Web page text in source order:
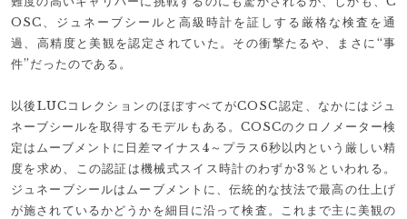
OSC、ジュネーブシールと高級時計を証しする厳格な検査を通
過、高精度と美観を認定されていた。その衝撃たるや、まさに“事
件”だったのである。
以後LUCコレクションのほぼすべてがCOSC認定、なかにはジュ
ネーブシールを取得するモデルもある。COSCのクロノメーター検
定はムーブメントに日差マイナス4～プラス6秒以内という厳しい精
度を求め、この認証は機械式スイス時計のわずか3％といわれる。
ジュネーブシールはムーブメントに、伝統的な技法で最高の仕上げ
が施されているかどうかを細目に沿って検査。これまで主に美観の